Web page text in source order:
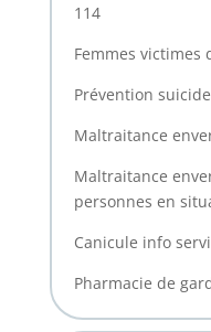
114
Femmes victimes
Prévention
Maltraitance
Maltraitance
personnes en
Canicule info
Pharmacie de